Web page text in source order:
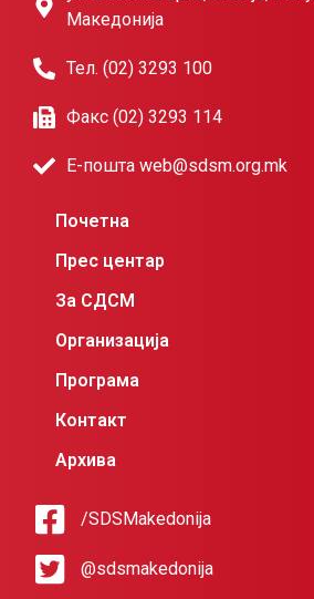
Македонија
Тел. (02) 3293 100
Факс (02) 3293 114
Е-пошта web@sdsm.org.mk
Почетна
Прес центар
За СДСМ
Организација
Програма
Контакт
Архива
/SDSMakedonija
@sdsmakedonija